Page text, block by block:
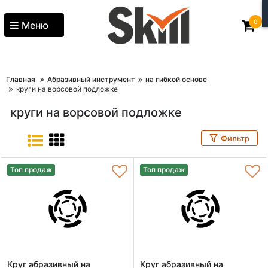
Меню 0
Главная Абразивный инструмент
на гибкой основе
круги на ворсовой подложке
круги на ворсовой подложке
Фильтр
Топ продаж
Круг абразивный на
Топ продаж
Круг абразивный на